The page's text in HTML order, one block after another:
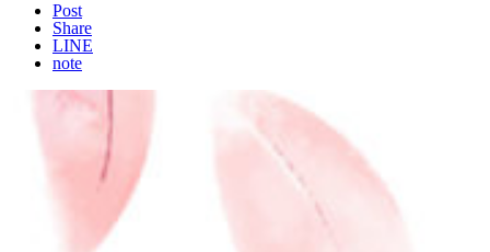
Post
Share
LINE
note